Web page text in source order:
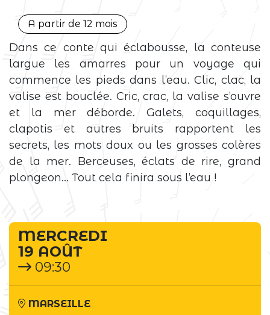
A partir de 12 mois
Dans ce conte qui éclabousse, la conteuse
largue les amarres pour un voyage qui
commence les pieds dans l’eau. Clic, clac, la
valise est bouclée. Cric, crac, la valise s’ouvre
et la mer déborde. Galets, coquillages,
clapotis et autres bruits rapportent les
secrets, les mots doux ou les grosses colères
de la mer. Berceuses, éclats de rire, grand
plongeon… Tout cela finira sous l’eau !
MERCREDI
19 AOÛT
09:30
MARSEILLE